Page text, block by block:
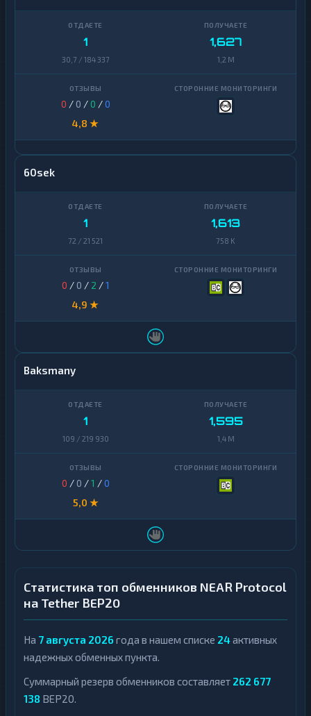
1
30,7 / 184 337
1,627
1,2 M
0 / 0 /0 /0
4,8 ★
60sek
1
72 / 21 521
1,613
758 K
0 / 0 / 2 /1
4,9 ★
Baksmany
1
109 / 219 930
1,595
1,4 M
0 / 0 /1 /0
5,0 ★
Статистика топ обменников NEAR Protocol
на Tether BEP20
На 7 августа 2026 года в нашем списке 24активных
надежных обменных пункта.
Суммарный резерв обменников составляет 262 677
138 BEP20.